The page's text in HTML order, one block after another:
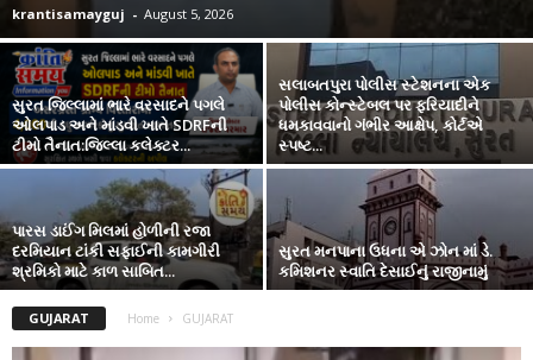
krantisamayguj - August 5, 2026
સુરત જિલ્લામાં ભારે વરસાદને પગલે
ઓલપાડ અને માંડવી ખાતે SDRFની
ટીમો તૈનાત:જિલ્લા કલેક્ટર...
સલાબતપુરા પોલીસ સ્ટેશનના એક
પોલીસ કોન્સ્ટેબલ પર ફરિયાદીને
ધમકાવવાનો ગંભીર આક્ષેપ, કોર્ટએ
સ્પષ્ટ...
પારસ ડાઈંગ મિલમાં હોળીની રજા
દરમિયાન ટાંકી સફાઈની કામગીરી
શ્રમિકો માટે કાળ સાબિત...
સુરત મનપાના ઉધના એ ઝોન માં ડે.
કમિશનર સ્વાતિ દેસાઈનું રાજીનામું
GUJARAT Home GUJARAT